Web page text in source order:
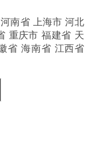
南省 上海市 河北
重庆市 福建省 天
省 海南省 江西省